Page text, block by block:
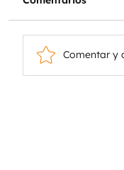
Comentar y